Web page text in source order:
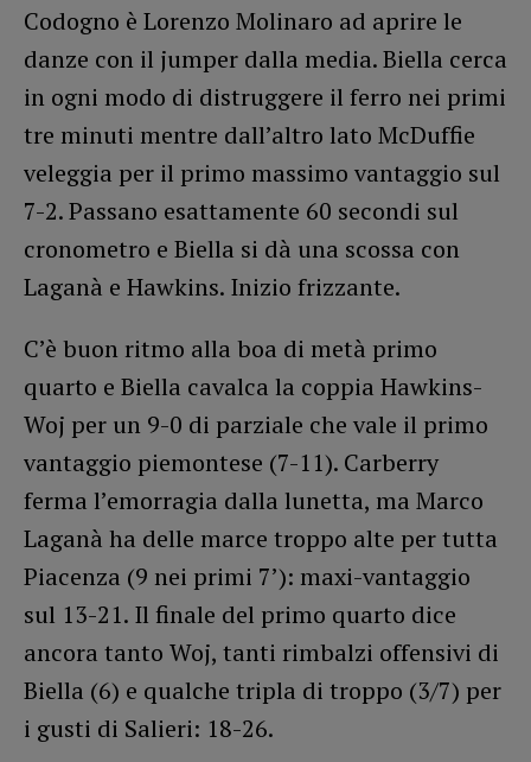
Codogno è Lorenzo Molinaro ad aprire le
danze con il jumper dalla media. Biella cerca
in ogni modo di distruggere il ferro nei primi
tre minuti mentre dall’altro lato McDuffie
veleggia per il primo massimo vantaggio sul
7-2. Passano esattamente 60 secondi sul
cronometro e Biella si dà una scossa con
Laganà e Hawkins. Inizio frizzante.
C’è buon ritmo alla boa di metà primo
quarto e Biella cavalca la coppia Hawkins-
Woj per un 9-0 di parziale che vale il primo
vantaggio piemontese (7-11). Carberry
ferma l’emorragia dalla lunetta, ma Marco
Laganà ha delle marce troppo alte per tutta
Piacenza (9 nei primi 7’): maxi-vantaggio
sul 13-21. Il finale del primo quarto dice
ancora tanto Woj, tanti rimbalzi offensivi di
Biella (6) e qualche tripla di troppo (3/7) per
i gusti di Salieri: 18-26.